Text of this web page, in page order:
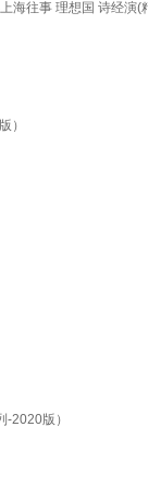
海往事 理想国 诗经演(
）
-2020版）